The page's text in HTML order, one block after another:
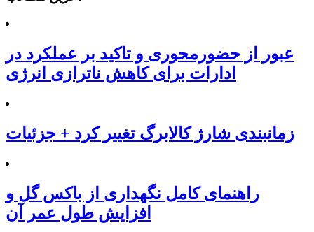
عبور از حضورمحوری و تاکید بر عملکرد در
ادارات برای کاهش ناترازی انرژی
زمانبندی شارژ کالابرگ تغییر کرد + جزئیات
راهنمای کامل نگهداری از باکس گل و
افزایش طول عمر آن